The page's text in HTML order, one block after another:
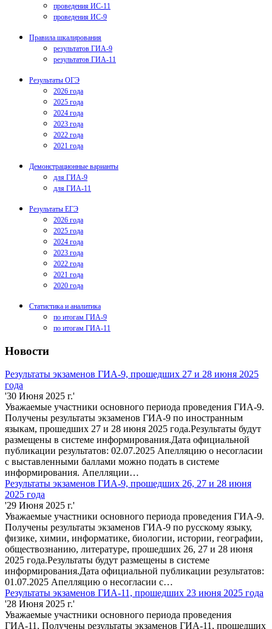
проведения ИС-11
проведения ИС-9
Правила шкалирования
результатов ГИА-9
результатов ГИА-11
Результаты ОГЭ
2026 года
2025 года
2024 года
2023 года
2022 года
2021 года
Демонстрационные варианты
для ГИА-9
для ГИА-11
Результаты ЕГЭ
2026 года
2025 года
2024 года
2023 года
2022 года
2021 года
2020 года
Статистика и аналитика
по итогам ГИА-9
по итогам ГИА-11
Новости
Результаты экзаменов ГИА-9, прошедших 27 и 28 июня 2025
года
'30 Июня 2025 г.'
Уважаемые участники основного периода проведения ГИА-9.
Получены результаты экзаменов ГИА-9 по иностранным
языкам, прошедших 27 и 28 июня 2025 года.Результаты будут
размещены в системе информирования.Дата официальной
публикации результатов: 02.07.2025 Апелляцию о несогласии
с выставленными баллами можно подать в системе
информирования. Апелляции…
Результаты экзаменов ГИА-9, прошедших 26, 27 и 28 июня
2025 года
'29 Июня 2025 г.'
Уважаемые участники основного периода проведения ГИА-9.
Получены результаты экзаменов ГИА-9 по русскому языку,
физике, химии, информатике, биологии, истории, географии,
обществознанию, литературе, прошедших 26, 27 и 28 июня
2025 года.Результаты будут размещены в системе
информирования.Дата официальной публикации результатов:
01.07.2025 Апелляцию о несогласии с…
Результаты экзаменов ГИА-11, прошедших 23 июня 2025 года
'28 Июня 2025 г.'
Уважаемые участники основного периода проведения
ГИА-11. Получены результаты экзаменов ГИА-11, прошедших